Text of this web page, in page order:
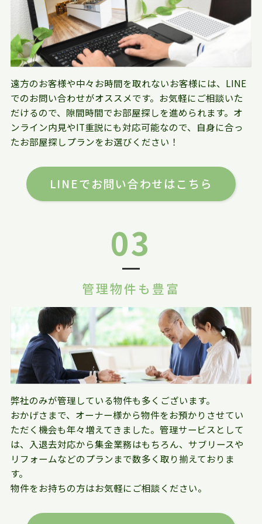
遠方のお客様や中々お時間を取れないお客様には、LINE
でのお問い合わせがオススメです。お気軽にご相談いた
だけるので、隙間時間でお部屋探しを進められます。オ
ンライン内見やIT重説にも対応可能なので、自身に合っ
たお部屋探しプランをお選びください！
LINEでお問い合わせはこちら
03
管理物件も豊富
弊社のみが管理している物件も多くございます。
おかげさまで、オーナー様から物件をお預かりさせてい
ただく機会も年々増えてきました。管理サービスとして
は、入退去対応から集金業務はもちろん、サブリースや
リフォームなどのプランまで数多く取り揃えておりま
す。
物件をお持ちの方はお気軽にご相談ください。